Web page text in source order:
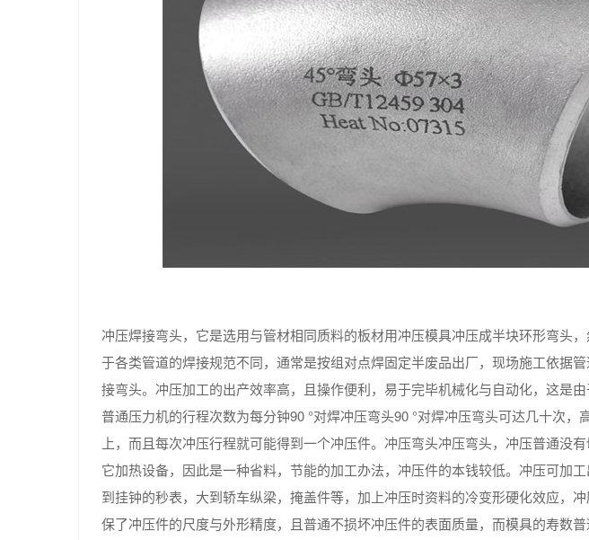
冲压焊接弯头，它是选用与管材相同质料的板材用冲压模具冲压成半块环形弯头
于各类管道的焊接规范不同，通常是按组对点焊固定半废品出厂，现场施工依据
接弯头。冲压加工的出产效率高，且操作便利，易于完毕机械化与自动化，这是
普通压力机的行程次数为每分钟90 °对焊冲压弯头90 °对焊冲压弯头可达几十次，
上，而且每次冲压行程就可能得到一个冲压件。冲压弯头冲压弯头，冲压普通没
它加热设备，因此是一种省料，节能的加工办法，冲压件的本钱较低。冲压可加
到挂钟的秒表，大到轿车纵梁，掩盖件等，加上冲压时资料的冷变形硬化效应，
保了冲压件的尺度与外形精度，且普通不损坏冲压件的表面质量，而模具的寿数